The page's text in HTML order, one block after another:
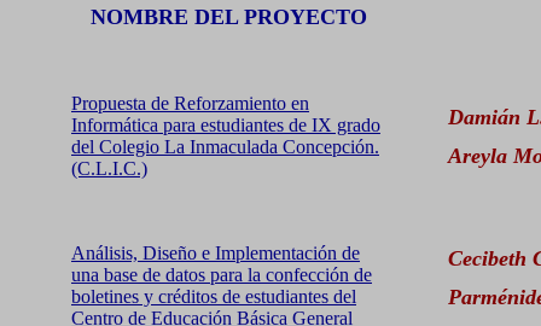
NOMBRE DEL PROYECTO
Propuesta de Reforzamiento en
Informática para estudiantes de IX grado
del Colegio La Inmaculada Concepción.
(C.L.I.C.)
Damián
Areyla
Análisis, Diseño e Implementación de
una base de datos para la confección de
boletines y créditos de estudiantes del
Centro de Educación Básica General
Cecibeth